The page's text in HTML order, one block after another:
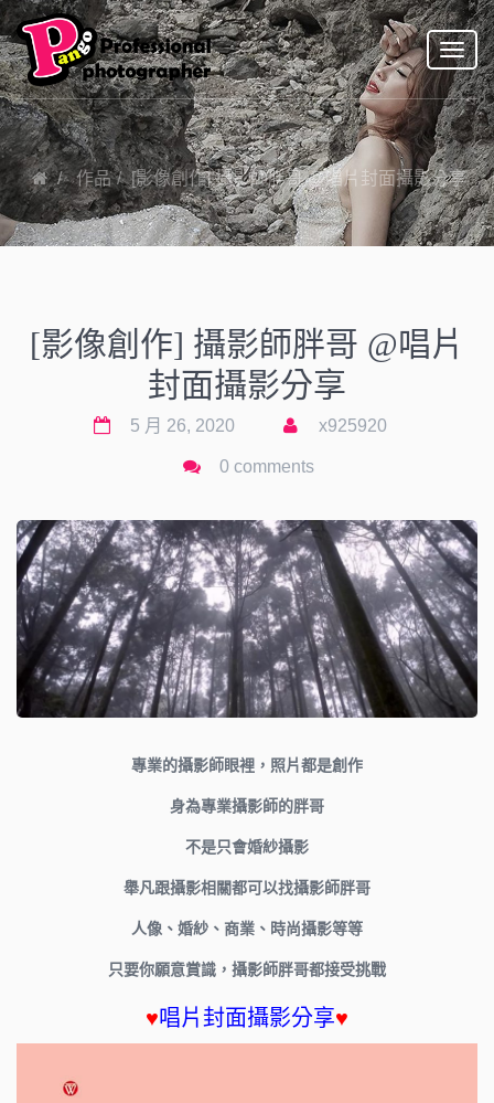
作品 [影像創作] 攝影師胖哥 @唱片封面攝影分享
[影像創作] 攝影師胖哥 @唱片
封面攝影分享
5 月 26, 2020 x925920
0 comments
專業的攝影師眼裡，照片都是創作
身為專業攝影師的胖哥
不是只會婚紗攝影
舉凡跟攝影相關都可以找攝影師胖哥
人像、婚紗、商業、時尚攝影等等
只要你願意賞識，攝影師胖哥都接受挑戰
♥唱片封面攝影分享♥